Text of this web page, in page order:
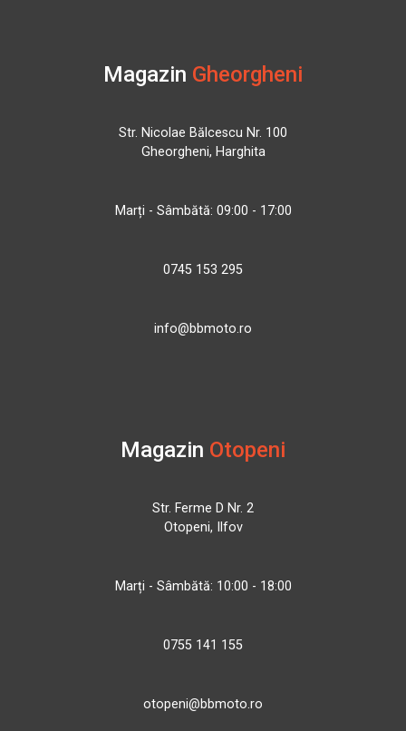
Magazin Gheorgheni
Str. Nicolae Bălcescu Nr. 100
Gheorgheni, Harghita
Marți - Sâmbătă: 09:00 - 17:00
0745 153 295
info@bbmoto.ro
Magazin Otopeni
Str. Ferme D Nr. 2
Otopeni, Ilfov
Marți - Sâmbătă: 10:00 - 18:00
0755 141 155
otopeni@bbmoto.ro